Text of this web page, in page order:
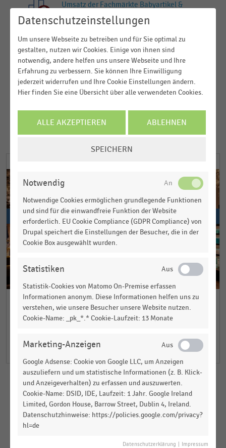
Umsatz der Fachmärkte Babyartikel &
Babyausstattung Dreamland und Dreambaby
der Colruyt-Gruppe (2014-2024)
INTERNATIONALER HAND ... | STATISTIK
Umsatz der Colruyt-Gruppe (2015-2026)
PARFÜMERIEN | DOSSIER
MEHR LADEN
STORES-SHOPS.DE
Rituals investiert 40 Millionen Euro in europaweites
Filialrefitting
August innerhalb von 30 Arbeitstagen 1…
Unsere Partner
Datenschutzeinstellungen
Um unsere Webseite zu betreiben und für Sie optimal zu
gestalten, nutzen wir Cookies. Einige von ihnen sind
notwendig, andere helfen uns unsere Webseite und Ihre
Erfahrung zu verbessern. Sie können Ihre Einwilligung
jederzeit widerrufen und Ihre Cookie Einstellungen ändern.
Hier finden Sie eine Übersicht über alle verwendeten Cookies.
ALLE AKZEPTIEREN ABLEHNEN
SPEICHERN
Notwendig
Notwendige Cookies ermöglichen grundlegende Funktionen
und sind für die einwandfreie Funktion der Website
erforderlich. EU Cookie Compliance (GDPR Compliance) von
Drupal speichert die Einstellungen der Besucher, die in der
Cookie Box ausgewählt wurden.
Statistiken
Statistik-Cookies von Matomo On-Premise erfassen
Informationen anonym. Diese Informationen helfen uns zu
verstehen, wie unsere Besucher unsere Website nutzen.
Cookie-Name: _pk_*.* Cookie-Laufzeit: 13 Monate
Marketing-Anzeigen
Google Adsense: Cookie von Google LLC, um Anzeigen
auszuliefern und um statistische Informationen (z. B. Klick-
und Anzeigeverhalten) zu erfassen und auszuwerten.
Cookie-Name: DSID, IDE, Laufzeit: 1 Jahr. Google Ireland
Limited, Gordon House, Barrow Street, Dublin 4, Ireland.
Datenschutzhinweise: https://policies.google.com/privacy?
hl=de
Datenschutzerklärung Impressum